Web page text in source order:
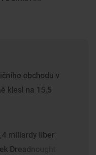
obchodu v
klesl na 15,5
miliardy liber
Dreadnought